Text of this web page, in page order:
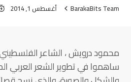
BarakaBits Team أغسطس 1, 2014
محمود درويش ، الشاعر الفلسطيني
ساهموا في تطوير الشعر العربي